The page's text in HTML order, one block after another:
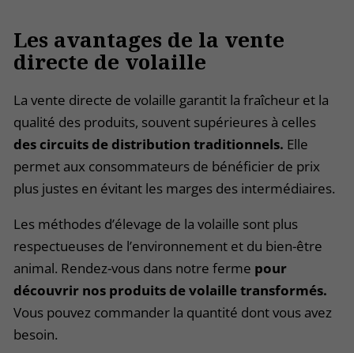
Les avantages de la vente
directe de volaille
La vente directe de volaille garantit la fraîcheur et la
qualité des produits, souvent supérieures à celles
des circuits de distribution traditionnels. Elle
permet aux consommateurs de bénéficier de prix
plus justes en évitant les marges des intermédiaires.
Les méthodes d’élevage de la volaille sont plus
respectueuses de l’environnement et du bien-être
animal. Rendez-vous dans notre ferme pour
découvrir nos produits de volaille transformés.
Vous pouvez commander la quantité dont vous avez
besoin.